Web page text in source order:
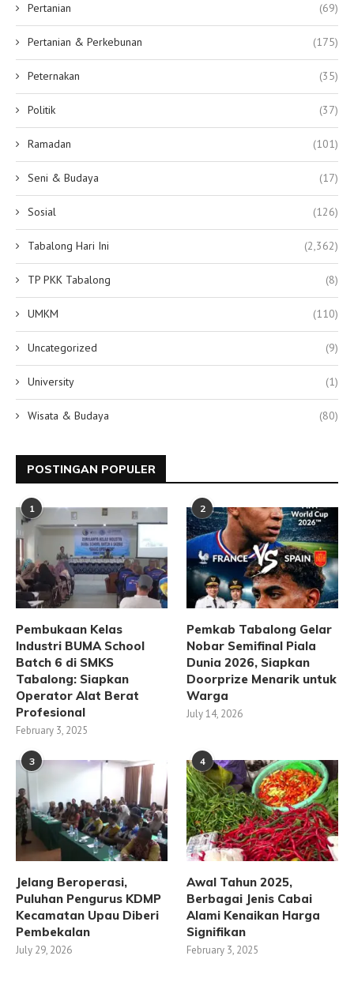
Pertanian (69)
Pertanian & Perkebunan (175)
Peternakan (35)
Politik (37)
Ramadan (101)
Seni & Budaya (17)
Sosial (126)
Tabalong Hari Ini (2,362)
TP PKK Tabalong (8)
UMKM (110)
Uncategorized (9)
University (1)
Wisata & Budaya (80)
POSTINGAN POPULER
1
Pembukaan Kelas
Industri BUMA School
Batch 6 di SMKS
Tabalong: Siapkan
Operator Alat Berat
Profesional
February 3, 2025
2
Pemkab Tabalong Gelar
Nobar Semifinal Piala
Dunia 2026, Siapkan
Doorprize Menarik untuk
Warga
July 14, 2026
3
Jelang Beroperasi,
Puluhan Pengurus KDMP
Kecamatan Upau Diberi
Pembekalan
July 29, 2026
4
Awal Tahun 2025,
Berbagai Jenis Cabai
Alami Kenaikan Harga
Signifikan
February 3, 2025